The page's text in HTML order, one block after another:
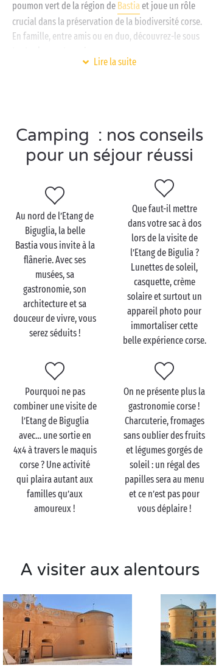
poumon vert de la région de Bastiaet joue un rôle
crucial dans la préservation de la biodiversité corse.
En famille, entre amis ou en duo, découvrez-le sous
clubs pour enfants gratuits, un bel espace aquatique
et la proximité avec laMéditerranée (cerise sur le
gâteau), vous ne trouverez pas mieux pour votre
Visitez la Réserve
naturelle de l’Etang de
Biguglia en famille
Une visite de l’Etang de Biguglia est une manière
ludique de sensibiliser vos petits trésors à la
protection de lanature
. Voir de ses propres yeux la
diversité de la faune et de la flore, c’est quand même
laissera des souvenirs impérissables dans la tête de
vos enfants.
Pour compléter cette journée en famille100 %
instructive, optez pour la visite de l’écomusée du
fortin dont les deux salles d’exposition vous
dévoileront l’histoire de ce site unique et des
traditions ancestrales de la pêche lagunaire.
Instructif et ludique comme on aime ! Et pour les
après-midis au village vacances, la piscine ou les
clubs pour enfants seront les lieux de prédilection
naturelle de l’Etang de
Biguglia en couple
Chaussures de courses aux pieds, les sportifs
aguerris partiront sur le parcours de santé du parc de
Lire la suite
Camping : nos conseils
pour un séjour réussi
Au nord de l’Etang de
Biguglia, la belle
Bastia vous invite à la
flânerie. Avec ses
musées, sa
gastronomie, son
architecture et sa
douceur de vivre, vous
serez séduits !
Que faut-il mettre
dans votre sac à dos
lors de la visite de
l’Etang de Bigulia ?
Lunettes de soleil,
casquette, crème
solaire et surtout un
appareil photo pour
immortaliser cette
belle expérience corse.
Pourquoi ne pas
combiner une visite de
l’Etang de Biguglia
avec… une sortie en
4x4 à travers le maquis
corse ? Une activité
qui plaira autant aux
familles qu’aux
amoureux !
On ne présente plus la
gastronomie corse !
Charcuterie, fromages
sans oublier des fruits
et légumes gorgés de
soleil : un régal des
papilles sera au menu
et ce n’est pas pour
vous déplaire !
A visiter aux alentours